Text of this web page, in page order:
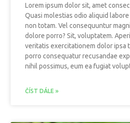
Lorem ipsum dolor sit, amet
Quasi molestias odio aliquid
non totam. Vel consequuntur
dolore porro? Sit, voluptatem.
veritatis exercitationem dolor ipsa
porro consequatur recusandae
nihil possimus, eum ea fugiat
ČÍST DÁLE »